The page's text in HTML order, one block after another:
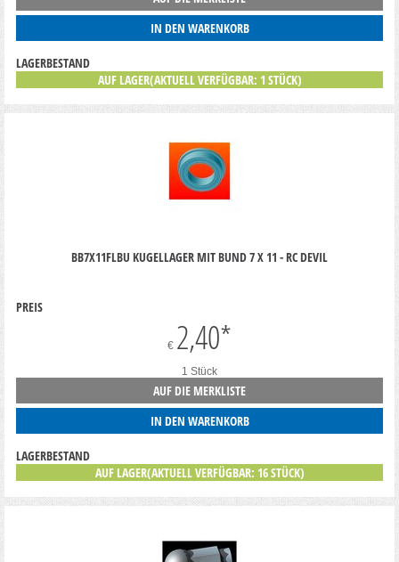
IN DEN WARENKORB
LAGERBESTAND
AUF LAGER(AKTUELL VERFÜGBAR: 1 STÜCK)
BB7X11FLBU KUGELLAGER MIT BUND 7 X 11 - RC DEVIL
PREIS
€ 2,40*
1 Stück
AUF DIE MERKLISTE
IN DEN WARENKORB
LAGERBESTAND
AUF LAGER(AKTUELL VERFÜGBAR: 16 STÜCK)